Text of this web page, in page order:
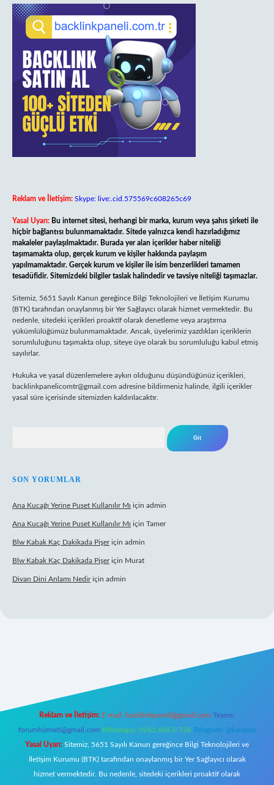
Reklam ve İletişim: Skype: live:.cid.575569c608265c69
Yasal Uyarı: Bu internet sitesi, herhangi bir marka, kurum veya şahıs şirketi ile
hiçbir bağlantısı bulunmamaktadır. Sitede yalnızca kendi hazırladığımız
makaleler paylaşılmaktadır. Burada yer alan içerikler haber niteliği
taşımamakta olup, gerçek kurum ve kişiler hakkında paylaşım
yapılmamaktadır. Gerçek kurum ve kişiler ile isim benzerlikleri tamamen
tesadüfidir. Sitemizdeki bilgiler taslak halindedir ve tavsiye niteliği taşımazlar.
Sitemiz, 5651 Sayılı Kanun gereğince Bilgi Teknolojileri ve İletişim Kurumu
(BTK) tarafından onaylanmış bir Yer Sağlayıcı olarak hizmet vermektedir. Bu
nedenle, sitedeki içerikleri proaktif olarak denetleme veya araştırma
yükümlülüğümüz bulunmamaktadır. Ancak, üyelerimiz yazdıkları içeriklerin
sorumluluğunu taşımakta olup, siteye üye olarak bu sorumluluğu kabul etmiş
sayılırlar.
Hukuka ve yasal düzenlemelere aykırı olduğunu düşündüğünüz içerikleri,
backlinkpanelicomtr@gmail.com adresine bildirmeniz halinde, ilgili içerikler
yasal süre içerisinde sitemizden kaldırılacaktır.
SON YORUMLAR
Ana Kucağı Yerine Puset Kullanılır Mı için admin
Ana Kucağı Yerine Puset Kullanılır Mı için Tamer
Blw Kabak Kaç Dakikada Pişeriçin admin
Blw Kabak Kaç Dakikada Pişeriçin Murat
Divan Dini Anlamı Nediriçin admin
Reklam ve İletişim: E-mail: backlinkpaneli@gmail.com Teams:
forumhizmeti@gmail.com Whatsapp: 0262 606 0 726 Telegram: @karabul
Yasal Uyarı: Sitemiz, 5651 Sayılı Kanun gereğince Bilgi Teknolojileri ve
İletişim Kurumu (BTK) tarafından onaylanmış bir Yer Sağlayıcı olarak
hizmet vermektedir. Bu nedenle, sitedeki içerikleri proaktif olarak